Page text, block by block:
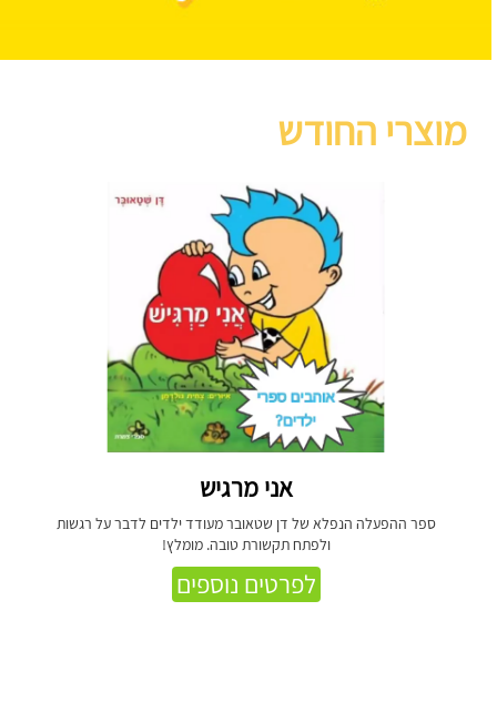
מוצרי החודש
אני מרגיש
ספר ההפעלה הנפלא של דן שטאובר מעודד ילדים לדבר על רגשות
ולפתח תקשורת טובה. מומלץ!
לפרטים נוספים